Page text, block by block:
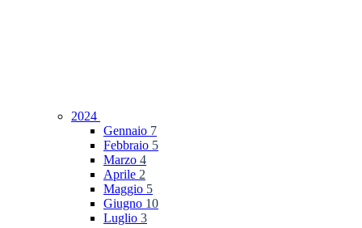
2024
Gennaio 7
Febbraio 5
Marzo 4
Aprile 2
Maggio 5
Giugno 10
Luglio 3